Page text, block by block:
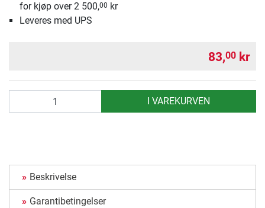
for kjøp over 2 500,00 kr
Leveres med UPS
83,00 kr
I VAREKURVEN
Beskrivelse
Garantibetingelser